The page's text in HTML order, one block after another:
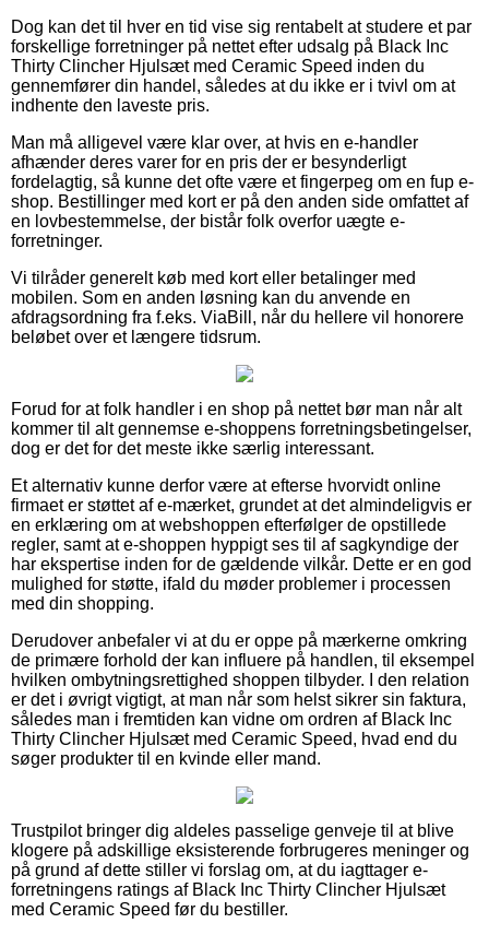
Dog kan det til hver en tid vise sig rentabelt at studere et par
forskellige forretninger på nettet efter udsalg på Black Inc
Thirty Clincher Hjulsæt med Ceramic Speed inden du
gennemfører din handel, således at du ikke er i tvivl om at
indhente den laveste pris.
Man må alligevel være klar over, at hvis en e-handler
afhænder deres varer for en pris der er besynderligt
fordelagtig, så kunne det ofte være et fingerpeg om en fup e-
shop. Bestillinger med kort er på den anden side omfattet af
en lovbestemmelse, der bistår folk overfor uægte e-
forretninger.
Vi tilråder generelt køb med kort eller betalinger med
mobilen. Som en anden løsning kan du anvende en
afdragsordning fra f.eks. ViaBill, når du hellere vil honorere
beløbet over et længere tidsrum.
Forud for at folk handler i en shop på nettet bør man når alt
kommer til alt gennemse e-shoppens forretningsbetingelser,
dog er det for det meste ikke særlig interessant.
Et alternativ kunne derfor være at efterse hvorvidt online
firmaet er støttet af e-mærket, grundet at det almindeligvis er
en erklæring om at webshoppen efterfølger de opstillede
regler, samt at e-shoppen hyppigt ses til af sagkyndige der
har ekspertise inden for de gældende vilkår. Dette er en god
mulighed for støtte, ifald du møder problemer i processen
med din shopping.
Derudover anbefaler vi at du er oppe på mærkerne omkring
de primære forhold der kan influere på handlen, til eksempel
hvilken ombytningsrettighed shoppen tilbyder. I den relation
er det i øvrigt vigtigt, at man når som helst sikrer sin faktura,
således man i fremtiden kan vidne om ordren af Black Inc
Thirty Clincher Hjulsæt med Ceramic Speed, hvad end du
søger produkter til en kvinde eller mand.
Trustpilot bringer dig aldeles passelige genveje til at blive
klogere på adskillige eksisterende forbrugeres meninger og
på grund af dette stiller vi forslag om, at du iagttager e-
forretningens ratings af Black Inc Thirty Clincher Hjulsæt
med Ceramic Speed før du bestiller.